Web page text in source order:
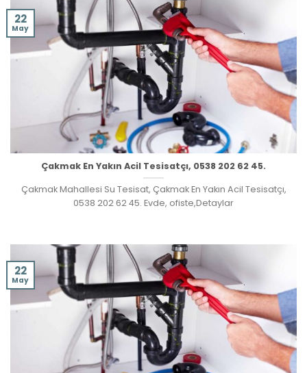
Çakmak En Yakın Acil Tesisatçı, 0538 202 62 45.
Çakmak Mahallesi Su Tesisat, Çakmak En Yakın Acil Tesisatçı,
0538 202 62 45. Evde, ofiste,Detaylar
22
May
22
May